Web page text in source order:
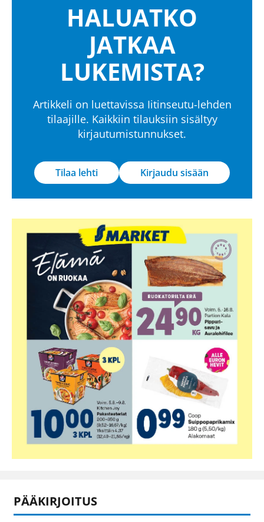
HALUATKO
JATKAA
LUKEMISTA?
Artikkeli on luettavissa Iitinseutu-lehden
tilaajille. Kaikkiin tilauksiin sisältyy
kirjautumistunnukset.
Tilaa lehti Kirjaudu sisään
PÄÄKIRJOITUS